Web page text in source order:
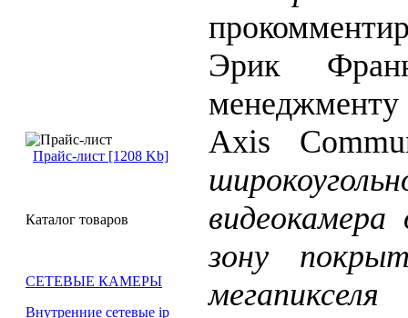
Прайс-лист [1208 Kb]
Каталог товаров
СЕТЕВЫЕ КАМЕРЫ
Внутренние сетевые ip
Эрик
Axis
видеокамера
зону
мегапикселя